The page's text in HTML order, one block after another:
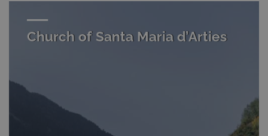
Church of Santa Maria d’Arties